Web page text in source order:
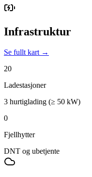
Infrastruktur
Se fullt kart →
20
Ladestasjoner
3 hurtiglading (≥ 50 kW)
0
Fjellhytter
DNT og ubetjente